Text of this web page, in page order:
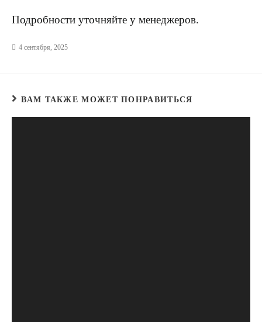
Подробности уточняйте у менеджеров.
4 сентября, 2025
ВАМ ТАКЖЕ МОЖЕТ ПОНРАВИТЬСЯ